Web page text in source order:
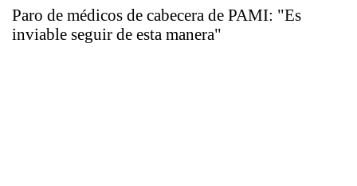
Paro de médicos de cabecera de PAMI: "Es
inviable seguir de esta manera"